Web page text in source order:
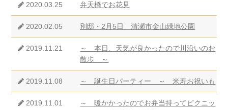
2020.03.25 弁天橋でお花見
2020.02.05 別邸・2月5日 清瀬市金山緑地公園
2019.11.21
～ 本日、天気が良かったので川沿いのお
散歩 ～
2019.11.08 ～ 誕生日パーティー ～ 米寿お祝いも
2019.11.01
～ 暖かかったのでお弁当持ってピクニッ